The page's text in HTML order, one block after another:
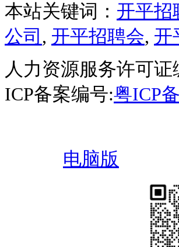
本站关键词： 开平招
公司 , 开平招聘会, 开
人力资源服务许可
ICP备案编号:粤ICP
电脑版